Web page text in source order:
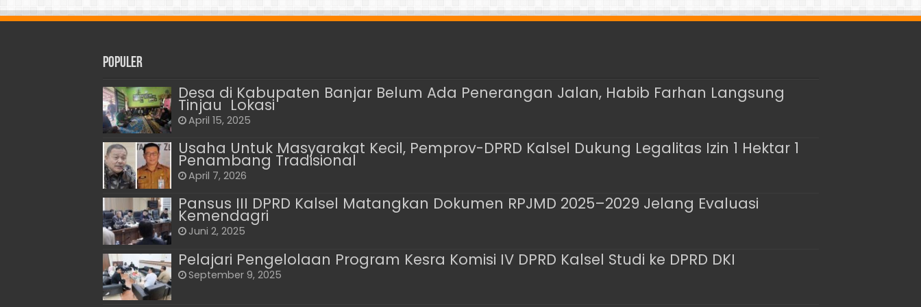
Populer
Desa di Kabupaten Banjar Belum Ada Penerangan Jalan, Habib Farhan Langsung
Tinjau Lokasi
April 15, 2025
Usaha Untuk Masyarakat Kecil, Pemprov-DPRD Kalsel Dukung Legalitas Izin 1 Hektar 1
Penambang Tradisional
April 7, 2026
Pansus III DPRD Kalsel Matangkan Dokumen RPJMD 2025–2029 Jelang Evaluasi
Kemendagri
Juni 2, 2025
Pelajari Pengelolaan Program Kesra Komisi IV DPRD Kalsel Studi ke DPRD DKI
September 9, 2025